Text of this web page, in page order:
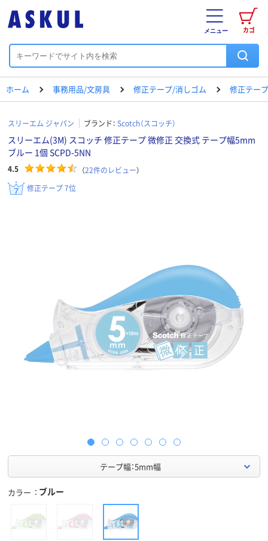
カゴ
メニュー
ホーム 事務用品/文房具 修正テープ/消しゴム 修正テープ
スリーエム ジャパン ブランド： Scotch（スコッチ）
スリーエム(3M) スコッチ 修正テープ 微修正 交換式 テープ幅5mm
ブルー 1個 SCPD-5NN
4.5 （22件のレビュー）
修正テープ 7位
テープ幅：5mm幅
カラー ブルー